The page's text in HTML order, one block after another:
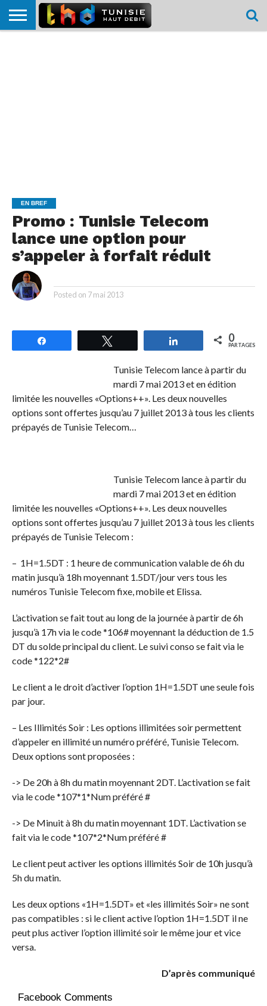
EN BREF
Promo : Tunisie Telecom
lance une option pour
s’appeler à forfait réduit
Posted on 7 mai 2013
Partagez 0
PARTAGES
Tunisie Telecom lance à partir du
mardi 7 mai 2013 et en édition
limitée les nouvelles «Options++». Les deux nouvelles
options sont offertes jusqu’au 7 juillet 2013 à tous les clients
prépayés de Tunisie Telecom…
Tunisie Telecom lance à partir du
mardi 7 mai 2013 et en édition
limitée les nouvelles «Options++». Les deux nouvelles
options sont offertes jusqu’au 7 juillet 2013 à tous les clients
prépayés de Tunisie Telecom :
– 1H=1.5DT : 1 heure de communication valable de 6h du
matin jusqu’à 18h moyennant 1.5DT/jour vers tous les
numéros Tunisie Telecom fixe, mobile et Elissa.
L’activation se fait tout au long de la journée à partir de 6h
jusqu’à 17h via le code *106# moyennant la déduction de 1.5
DT du solde principal du client. Le suivi conso se fait via le
code *122*2#
Le client a le droit d’activer l’option 1H=1.5DT une seule fois
par jour.
– Les Illimités Soir : Les options illimitées soir permettent
d’appeler en illimité un numéro préféré, Tunisie Telecom.
Deux options sont proposées :
-> De 20h à 8h du matin moyennant 2DT. L’activation se fait
via le code *107*1*Num préféré #
-> De Minuit à 8h du matin moyennant 1DT. L’activation se
fait via le code *107*2*Num préféré #
Le client peut activer les options illimités Soir de 10h jusqu’à
5h du matin.
Les deux options «1H=1.5DT» et «les illimités Soir» ne sont
pas compatibles : si le client active l’option 1H=1.5DT il ne
peut plus activer l’option illimité soir le même jour et vice
versa.
D’après communiqué
Facebook Comments